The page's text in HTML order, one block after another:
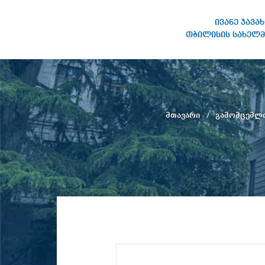
ივანე
თბილისის
სახელობის თბილისის
სახელმწიფო უნივერსიტეტი
მთავარი